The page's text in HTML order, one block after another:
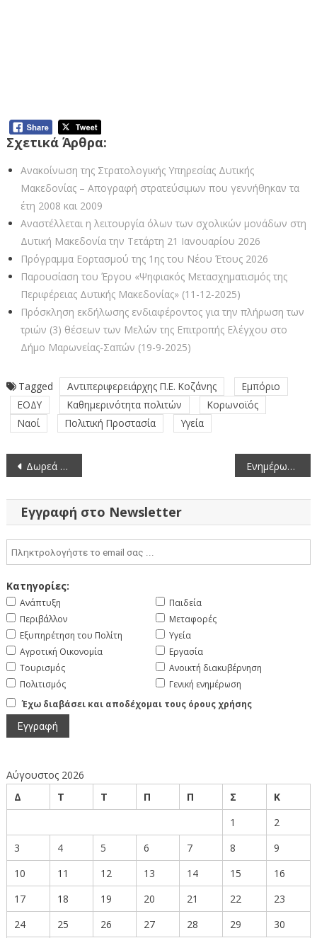
Σχετικά Άρθρα:
Ανακοίνωση της Στρατολογικής Υπηρεσίας Δυτικής
Μακεδονίας – Απογραφή στρατεύσιμων που γεννήθηκαν τα
έτη 2008 και 2009
Αναστέλλεται η λειτουργία όλων των σχολικών μονάδων στη
Δυτική Μακεδονία την Τετάρτη 21 Ιανουαρίου 2026
Πρόγραμμα Εορτασμού της 1ης του Νέου Έτους 2026
Παρουσίαση του Έργου «Ψηφιακός Μετασχηματισμός της
Περιφέρειας Δυτικής Μακεδονίας» (11-12-2025)
Πρόσκληση εκδήλωσης ενδιαφέροντος για την πλήρωση των
τριών (3) θέσεων των Μελών της Επιτροπής Ελέγχου στο
Δήμο Μαρωνείας-Σαπών (19-9-2025)
Tagged Αντιπεριφερειάρχης Π.Ε. Κοζάνης
Εμπόριο
ΕΟΔΥ
Καθημερινότητα πολιτών
Κορωνοϊός
Ναοί
Πολιτική Προστασία Υγεία
Πλοήγηση
άρθρων
Δωρεά βιβλίου από τον Γεώργιο Λαγογιάννη στην βιβλιοθήκη της Π.Ε. Κοζάνης Ενημέρωση πολιτών της Π.Ε. Κοζάνης της 10ης Ιανουαρίου 2021 για την πανδημία COVID-19
Εγγραφή στο Newsletter
Κατηγορίες:
Ανάπτυξη
Περιβάλλον
Εξυπηρέτηση του Πολίτη
Αγροτική Οικονομία
Τουρισμός
Πολιτισμός
Παιδεία
Μεταφορές
Υγεία
Εργασία
Ανοικτή διακυβέρνηση
Γενική ενημέρωση
Έχω διαβάσει και αποδέχομαι τους όρους χρήσης
Αύγουστος 2026
Δ
Τ Τ Π Π Σ
Κ
1
2
3
4 5 6 7 8
9
10
11 12 13 14 15
16
17
18 19 20 21 22
23
24
25 26 27 28 29 30